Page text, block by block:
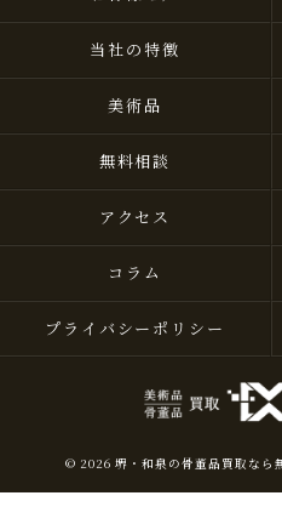
当社の特徴
美術品
無料相談
アクセス
コラム
プライバシーポリシー
© 2026 堺・和泉の骨董品買取なら